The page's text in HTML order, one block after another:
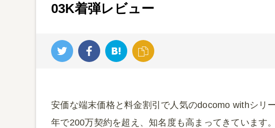
03K着弾レビュー
安価な端末価格と料金割引で人気のdocomo withシリ
年で200万契約を超え、知名度も高まってきています。